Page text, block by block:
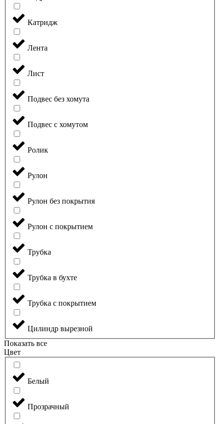
Катридж
Лента
Лист
Подвес без хомута
Подвес с хомутом
Ролик
Рулон
Рулон без покрытия
Рулон с покрытием
Трубка
Трубка в бухте
Трубка с покрытием
Цилиндр вырезной
Показать все
Цвет
Белый
Прозрачный